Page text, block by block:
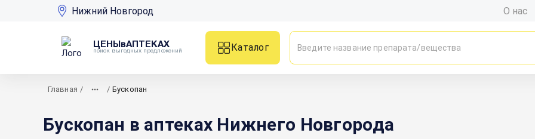
Нижний Новгород О нас
ЦЕНЫвАПТЕКАХ
поиск выгодных предложений
Каталог
Главная / / Бускопан
Бускопан в аптеках Нижнего Новгорода